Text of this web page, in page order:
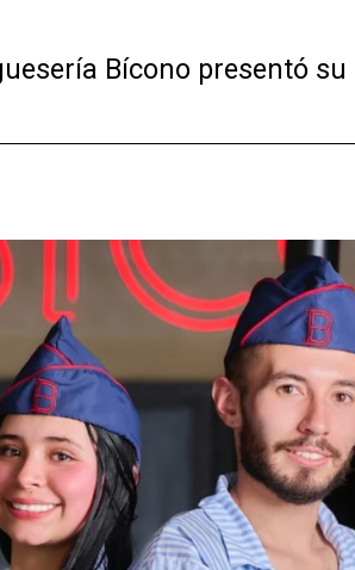
Bícono presentó